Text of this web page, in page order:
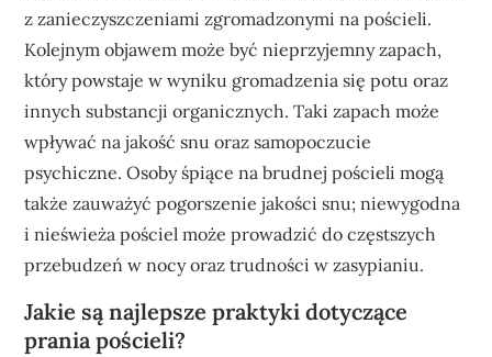
z zanieczyszczeniami zgromadzonymi na pościeli.
Kolejnym objawem może być nieprzyjemny zapach,
który powstaje w wyniku gromadzenia się potu oraz
innych substancji organicznych. Taki zapach może
wpływać na jakość snu oraz samopoczucie
psychiczne. Osoby śpiące na brudnej pościeli mogą
także zauważyć pogorszenie jakości snu; niewygodna
i nieświeża pościel może prowadzić do częstszych
przebudzeń w nocy oraz trudności w zasypianiu.
Jakie są najlepsze praktyki dotyczące
prania pościeli?